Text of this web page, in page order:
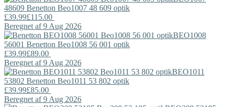
48609 Benetton Beo1007 48 609 optik
£39.99£115.00
Beregnet af 9 Aug 2026
BEO1008
56001 Benetton Beo1008 56 001 optik
£39.99£89.00
Beregnet af 9 Aug 2026
BEO1011
53802 Benetton Beo1011 53 802 optik
£39.99£85.00
Beregnet af 9 Aug 2026